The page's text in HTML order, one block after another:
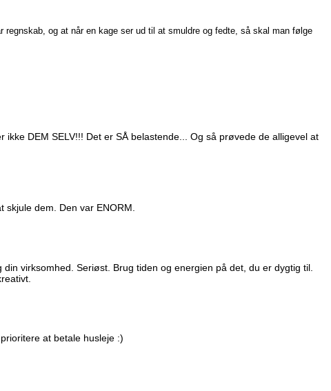
og at når en kage ser ud til at smuldre og fedte, så skal man følge
DEM SELV!!! Det er SÅ belastende... Og så prøvede de alligevel at
dem. Den var ENORM.
virksomhed. Seriøst. Brug tiden og energien på det, du er dygtig til.
at betale husleje :)